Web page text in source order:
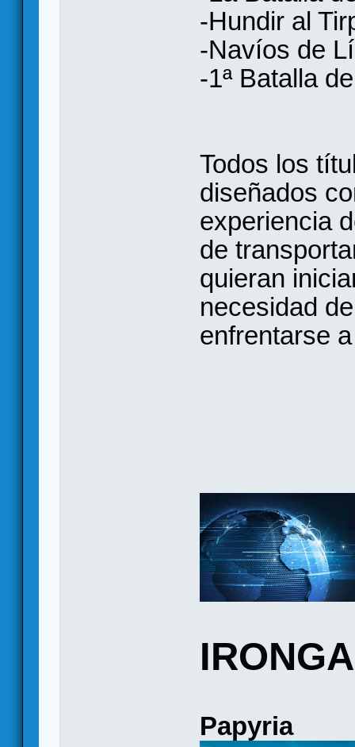
-Hundir al
-Navíos de
-1ª Batalla
Todos los
diseñados
experiencia
de
quieran
necesidad
enfrentarse
Papyria